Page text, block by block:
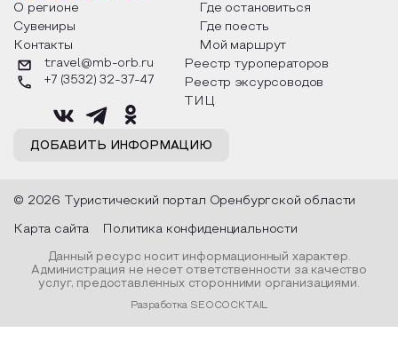
разных уголках страны, какие
обряды совершают на удачу и
благополучие, в чем схожи и
различаются традиции. Кто такой
Дед Мороз и откуда он пришел, как
его называют в разных уголках
страны и как появились елочные
Твардовского и
каждой строчке
восхищение
яркому времени
О регионе
Где остановиться
Сувениры
Где поесть
Контакты
Мой маршрут
ДОБАВИТЬ ИНФОРМАЦИЮ
travel@mb-orb.ru
+7 (3532) 32-37-47
Реестр туроператоров
Реестр эксурсоводов
ТИЦ
© 2026 Туристический портал Оренбургской области
Карта сайта Политика конфиденциальности
Данный ресурс носит информационный характер.
Администрация не несет ответственности за качество
услуг, предоставленных сторонними организациями.
Разработка SEOCOCKTAIL